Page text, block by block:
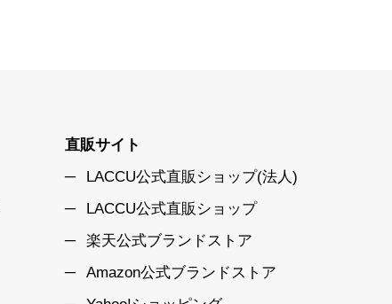
直販サイト
LACCU公式直販ショップ(法人)
LACCU公式直販ショップ
楽天公式ブランドストア
Amazon公式ブランドストア